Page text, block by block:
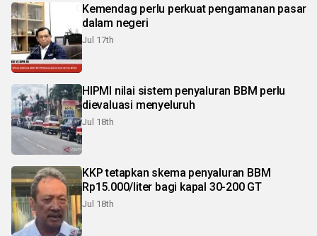
Kemendag perlu perkuat pengamanan pasar
dalam negeri
Jul 17th
HIPMI nilai sistem penyaluran BBM perlu
dievaluasi menyeluruh
Jul 18th
KKP tetapkan skema penyaluran BBM
Rp15.000/liter bagi kapal 30-200 GT
Jul 18th